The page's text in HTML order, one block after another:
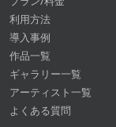
利用方法
導入事例
作品一覧
ギャラリー一覧
アーティスト一覧
よくある質問